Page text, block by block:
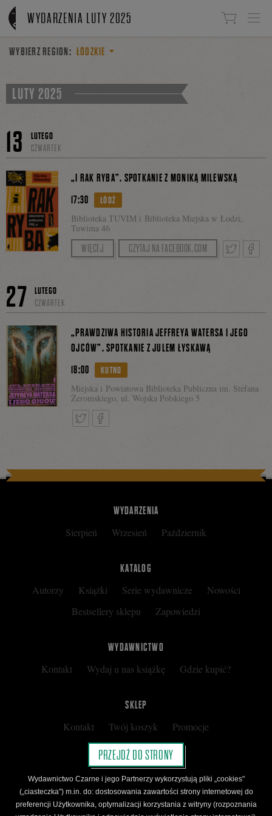
Linki do przejścia
WYDARZENIA LUTY 2025
WYBIERZ REGION: ŁÓDZKIE
LUTY 2025
13
LUTEGO
CZWARTEK
17:30 ŁÓDŹ
Biblioteka TUVIM i Biblioteka Miejska w Łodzi,
Tuwima 46
„I RAK RYBA”. SPOTKANIE Z MONIKĄ MILEWSKĄ
Rozmowę poprowadzi Dorota Sztyler.
WIĘCEJ CZYTAJ NA FACEBOOK.COM
się
27
LUTEGO
CZWARTEK
18:00 KUTNO
Miejska i Powiatowa Biblioteka Publiczna im. Stefana
Żeromskiego, ul. Wojska Polskiego 5
„PRAWDZIWA HISTORIA JEFFREYA WATERSA I JEGO
OJCÓW”. SPOTKANIE Z JULEM ŁYSKAWĄ
Facebooku
WYDARZENIA
Sierpień Wrzesień Październik
KATALOG
Autorzy Książki Serie wydawnicze
Nowości
Bestsellery sklepu
Zapowiedzi
WYDAWNICTWO
Kontakt Wydaj u nas książkę Gdzie kupić?
SKLEP
Kontakt Twój koszyk
Promocje
Kup kartę podarunkową
Nota prawna
Regulamin
Polityka prywatności
Regulamin Klubu Czarnego
Regulamin Karty Podarunkowej
PRZEJDŹ DO STRONY
Wydawnictwo Czarne i jego Partnerzy wykorzystują pliki „cookies"
(„ciasteczka") m.in. do: dostosowania zawartości strony internetowej do
preferencji Użytkownika, optymalizacji korzystania z witryny (rozpoznania